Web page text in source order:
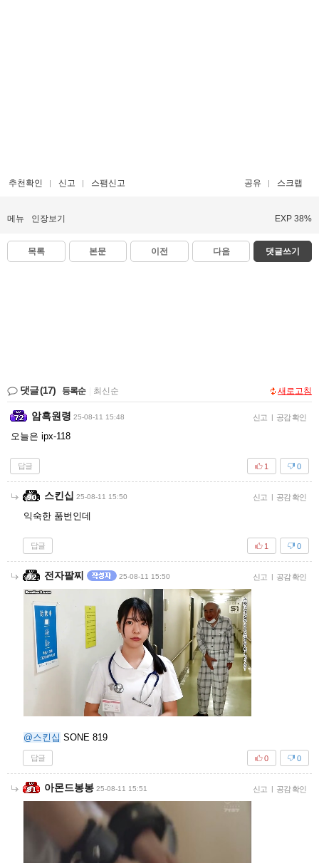
추천확인 신고 스팸신고 공유 스크랩
메뉴 인장보기 EXP 38%
목록 본문 이전 다음 댓글쓰기
댓글(17) 등록순 최신순 새로고침
암흑원령 25-08-11 15:48 신고 | 공감 확인
오늘은 ipx-118
답글 0
1
스킨십 25-08-11 15:50 신고 | 공감 확인
익숙한 품번인데
답글 0
1
전자팔찌 25-08-11 15:50 신고 | 공감 확인
@스킨십 SONE 819
답글 0
0
아몬드봉봉 25-08-11 15:51 신고 | 공감 확인